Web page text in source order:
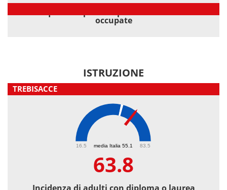
occupate
ISTRUZIONE
TREBISACCE
media Italia 55.1
16.5 83.5
63.8